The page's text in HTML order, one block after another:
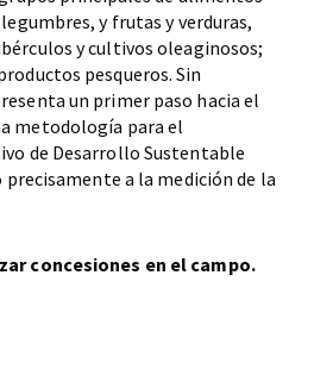
y frutas y verduras,
y cultivos oleaginosos;
pesqueros. Sin
un primer paso hacia el
metodología para el
de Desarrollo Sustentable
precisamente a la medición de la
concesiones en el campo.